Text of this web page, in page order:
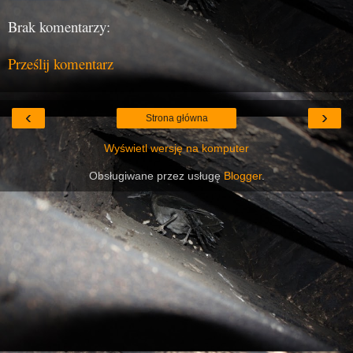
Brak komentarzy:
Prześlij komentarz
‹ ›
Strona główna
Wyświetl wersję na komputer
Obsługiwane przez usługęBlogger.